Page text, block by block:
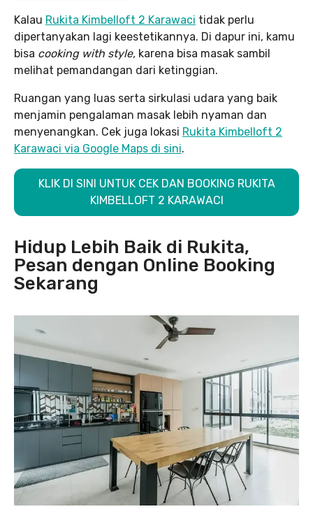
Kalau Rukita Kimbelloft 2 Karawaci tidak perlu
dipertanyakan lagi keestetikannya. Di dapur ini, kamu
bisa cooking with style, karena bisa masak sambil
melihat pemandangan dari ketinggian.
Ruangan yang luas serta sirkulasi udara yang baik
menjamin pengalaman masak lebih nyaman dan
menyenangkan. Cek juga lokasi Rukita Kimbelloft 2
Karawaci via Google Maps di sini.
KLIK DI SINI UNTUK CEK DAN BOOKING RUKITA
KIMBELLOFT 2 KARAWACI
Hidup Lebih Baik di Rukita,
Pesan dengan Online Booking
Sekarang